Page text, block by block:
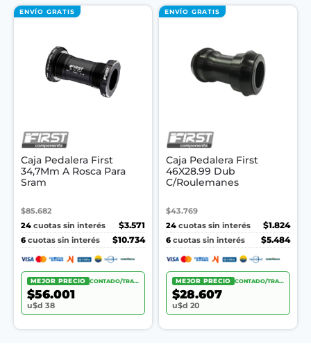
ENVÍO GRATIS
Caja Pedalera First
34,7Mm A Rosca Para
Sram
$85.682
24 cuotas sin interés
$3.571
6 cuotas sin interés $10.734
MEJOR PRECIO CONTADO/TRANSF.
$56.001
u$d 38
ENVÍO GRATIS
Caja Pedalera First
46X28.99 Dub
C/Roulemanes
$43.769
24 cuotas sin interés
$1.824
6 cuotas sin interés $5.484
MEJOR PRECIO CONTADO/TRANSF.
$28.607
u$d 20